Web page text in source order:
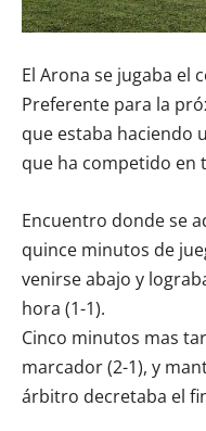
El Arona se jugaba el
Preferente para la
que estaba haciendo
que ha competido en
Encuentro donde se
quince minutos de
venirse abajo y
hora (1-1).
Cinco minutos mas
marcador (2-1), y
árbitro decretaba el